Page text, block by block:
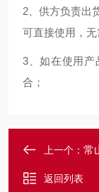
2、供方负责出
可直接使用，无
3、如在使用产
合；
上一个： 常
返回列表